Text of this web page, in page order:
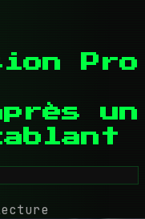
Pro
un